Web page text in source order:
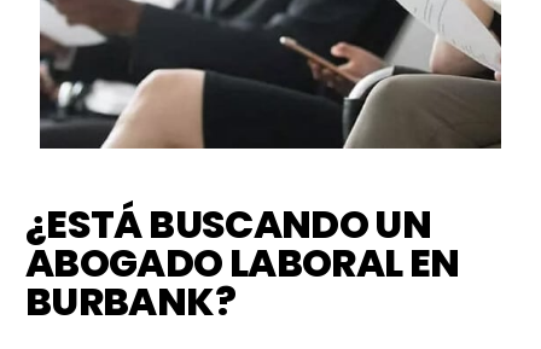
¿ESTÁ BUSCANDO UN
ABOGADO LABORAL EN
BURBANK?